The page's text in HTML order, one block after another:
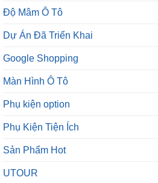
Độ Mâm Ô Tô
Dự Án Đã Triển Khai
Google Shopping
Màn Hình Ô Tô
Phụ kiện option
Phụ Kiện Tiện Ích
Sản Phẩm Hot
UTOUR